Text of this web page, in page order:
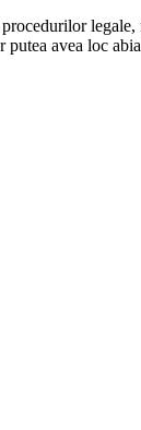
putea avea loc